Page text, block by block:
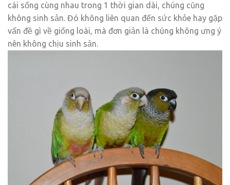
cái sống cùng nhau trong 1 thời gian dài, chúng cũng
không sinh sản. Đó không liên quan đến sức khỏe hay gặp
vấn đề gì về giống loài, mà đơn giản là chúng không ưng ý
nên không chịu sinh sản.